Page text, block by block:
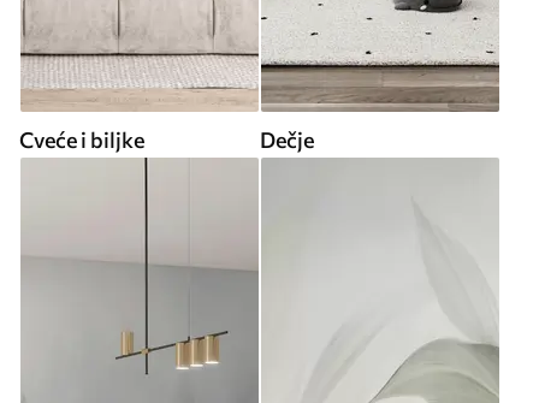
Cveće i biljke Dečje